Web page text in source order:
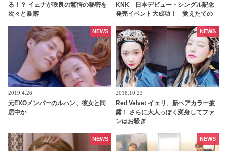
る！？ イェナが咲良の驚愕の秘密を
次々と暴露
KNK 日本デビュー・シングル記念
発売イベント大成功！ 覚えたての
2019.4.26
元EXOメンバーのルハン、彼女と同
居中か
NEWS
2018.10.23
Red Velvet イェリ、新ヘアカラー披
露！ さらに大人っぽく変身してファ
ンはお騒ぎ
NEWS
NEWS NEWS